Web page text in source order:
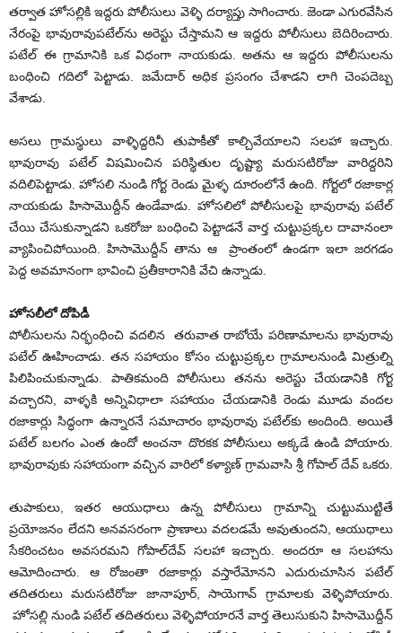
తర్వాత హోసల్లికి ఇద్దరు పోలీసులు వెళ్ళి దర్యాప్తు సాగించారు. జెండా ఎగురవేసిన
నేరంపై భావురావుపటేల్‌ను అరెస్టు చేస్తామని ఆ ఇద్దరు పోలీసులు బెదిరించారు.
పటేల్ ఈ గ్రామానికి ఒక విధంగా నాయకుడు. అతను ఆ ఇద్దరు పోలీసులను
బంధించి గదిలో పెట్టాడు. జమేదార్ అధిక ప్రసంగం చేశాడని లాగి చెంపదెబ్బ
వేశాడు.
అసలు గ్రామస్థులు వాళ్ళిద్దరినీ తుపాకీతో కాల్చివేయాలని సలహా ఇచ్చారు.
భావురావు పటేల్ విషమించిన పరిస్థితుల దృష్ట్యా మరుసటిరోజు వారిద్దరిని
వదిలిపెట్టాడు. హోసలి నుండి గోర్ట రెండు మైళ్ళ దూరంలోనే ఉంది. గోర్టలో రజాకార్ల
నాయకుడు హిసామొద్దీన్ ఉండేవాడు. హోసలిలో పోలీసులపై భావురావు పటేల్
చేయి చేసుకున్నాడని ఒకరోజు బంధించి పెట్టాడనే వార్త చుట్టుప్రక్కల దావానంలా
వ్యాపించిపోయింది. హిసామొద్దీన్ తాను ఆ ప్రాంతంలో ఉండగా ఇలా జరగడం
పెద్ద అవమానంగా భావించి ప్రతీకారానికి వేచి ఉన్నాడు.
హోసలీలో దోపిడీ
పోలీసులను నిర్భంధించి వదలిన తరువాత రాబోయే పరిణామాలను భావురావు
పటేల్ ఊహించాడు. తన సహాయం కోసం చుట్టుప్రక్కల గ్రామాలనుండి మిత్రుల్ని
పిలిపించుకున్నాడు. పాతికమంది పోలీసులు తనను అరెస్టు చేయడానికి గోర్ట
వచ్చారని, వాళ్ళకి అన్నివిధాలా సహాయం చేయడానికి రెండు మూడు వందల
రజాకార్లు సిద్ధంగా ఉన్నారనే సమాచారం భావురావు పటేల్‌కు అందింది. అయితే
పటేల్ బలగం ఎంత ఉందో అంచనా దొరకక పోలీసులు అక్కడే ఉండి పోయారు.
భావురావుకు సహాయంగా వచ్చిన వారిలో కళ్యాణ్ గ్రామవాసి శ్రీ గోపాల్ దేవ్ ఒకరు.
తుపాకులు, ఇతర ఆయుధాలు ఉన్న పోలీసులు గ్రామాన్ని చుట్టుముట్టితే
ప్రయోజనం లేదని అనవసరంగా ప్రాణాలు వదలడమే అవుతుందని, ఆయుధాలు
సేకరించటం అవసరమని గోపాల్‌దేవ్ సలహా ఇచ్చారు. అందరూ ఆ సలహాను
ఆమోదించారు. ఆ రోజంతా రజాకార్లు వస్తారేమోనని ఎదురుచూసిన పటేల్
తదితరులు మరుసటిరోజు జానాపూర్, సాయెగావ్ గ్రామాలకు వెళ్ళిపోయారు.
హోసల్లి నుండి పటేల్ తదితరులు వెళ్ళిపోయారనే వార్త తెలుసుకుని హిసామొద్దీన్